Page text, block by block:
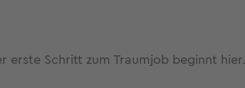
erste Schritt zum Traumjob beginnt hier.